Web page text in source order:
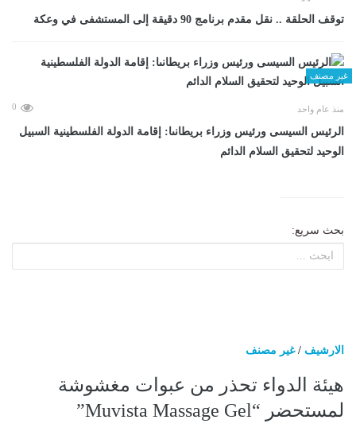
توقف الحلقة .. نقل مقدم برنامج 90 دقيقة إلى المستشفى في وعكة
غير مصنف
منذ عام واحد 0
الرئيس السيسى ورئيس وزراء بريطانىا: إقامة الدولة الفلسطينية السبيل
الوحيد لتحقيق السلام الدائم
بحث سريع:
الارشيف /غير مصنف
هيئة الدواء تحذر من عبوات مغشوشة
لمستحضر “Muvista Massage Gel”